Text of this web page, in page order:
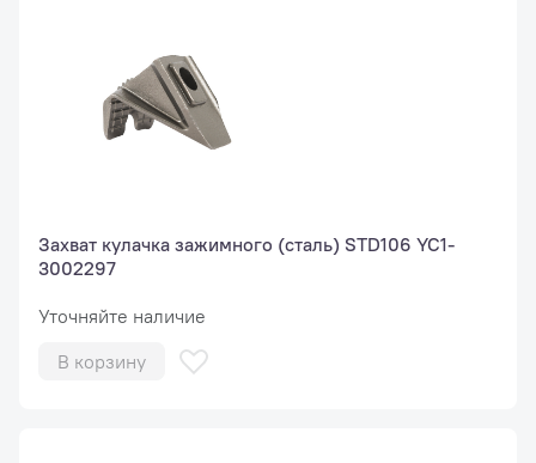
Захват кулачка зажимного (сталь) STD106 YC1-
3002297
Уточняйте наличие
В корзину